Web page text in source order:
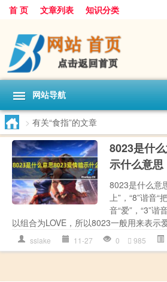
首 页 文章列表 知识分类
网站导航
> 有关“食指”的文章
8023是什
示什么意思
8023是什么意
上”，“8”谐音“
音“爱”，“3”谐
以组合为LOVE，所以8023一般用来表示
sslake 11-27 0 985